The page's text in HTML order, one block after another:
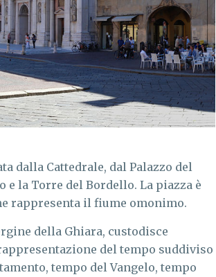
dalla Cattedrale, dal Palazzo del
la Torre del Bordello. La piazza è
rappresenta il fiume omonimo.
della Ghiara, custodisce
del tempo suddiviso
tempo del Vangelo, tempo